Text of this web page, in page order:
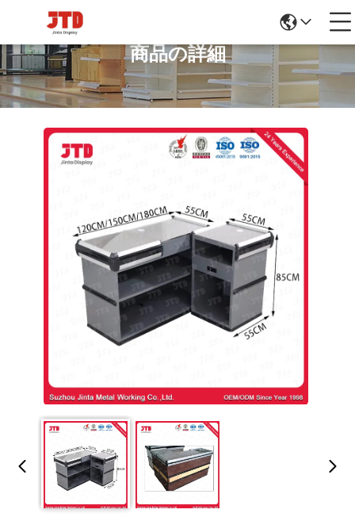
商品の詳細